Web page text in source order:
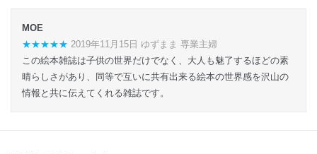
MOE
★★★★★ 2019年11月15日 ゆずまま 専業主婦
この絵本雑誌は子供の世界だけでなく、大人も魅了するほどの素
晴らしさがあり、同等で互いに共有出来る絵本の世界感を沢山の
情報と共に伝えてくれる雑誌です。